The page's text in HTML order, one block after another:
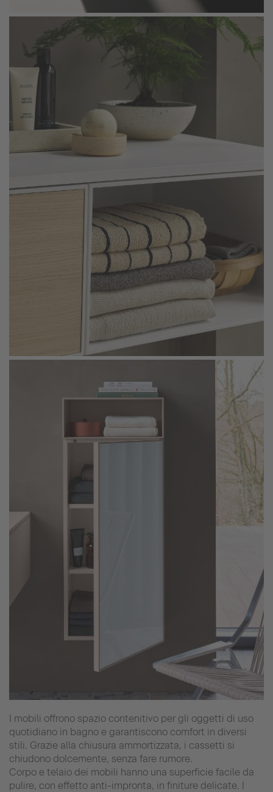
I mobili offrono spazio contenitivo per gli oggetti di uso
quotidiano in bagno e garantiscono comfort in diversi
stili. Grazie alla chiusura ammortizzata, i cassetti si
chiudono dolcemente, senza fare rumore.
Corpo e telaio dei mobili hanno una superficie facile da
pulire, con effetto anti-impronta, in finiture delicate. I